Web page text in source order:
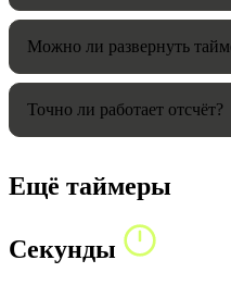
Можно ли развернуть
Точно ли работает отсчёт?
Ещё таймеры
Секунды